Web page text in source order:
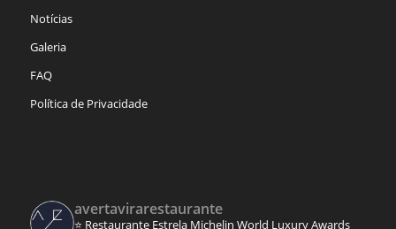
Notícias
Galeria
FAQ
Política de Privacidade
avertavirarestaurante
⭐ Restaurante Estrela Michelin World Luxury Awards